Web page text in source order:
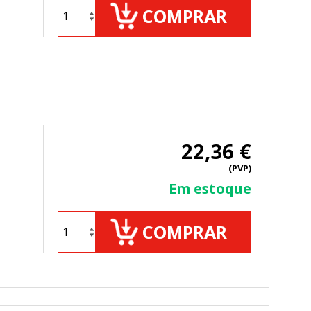
COMPRAR
22,36 €
(PVP)
Em estoque
COMPRAR
ser utilizadas por esas
puedes consultar nuestra